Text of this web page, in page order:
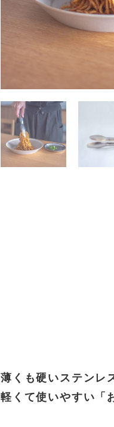
薄くも硬いステンレ
軽くて使いやすい「